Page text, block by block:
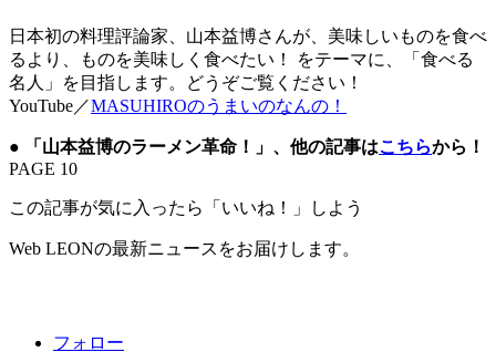
日本初の料理評論家、山本益博さんが、美味しいものを食べ
るより、ものを美味しく食べたい！ をテーマに、「食べる
名人」を目指します。どうぞご覧ください！
YouTube／MASUHIROのうまいのなんの！
● 「山本益博のラーメン革命！」、他の記事はこちらから！
PAGE 10
この記事が気に入ったら「いいね！」しよう
Web LEONの最新ニュースをお届けします。
フォロー